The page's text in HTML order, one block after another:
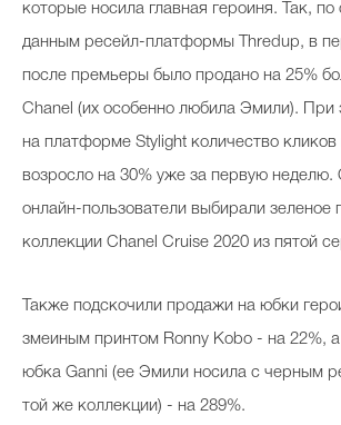
Фотоальбом
Интервью со звездой
Beauty- битвы
которые носила главная героиня. Так,
данным ресейл-платформы Thredup, в
после премьеры было продано на 25%
Chanel (их особенно любила Эмили). При
на платформе Stylight количество кликов
возросло на 30% уже за первую неделю.
онлайн-пользователи выбирали зеленое
коллекции Chanel Cruise 2020 из пятой
Также подскочили продажи на юбки
змеиным принтом Ronny Kobo - на 22%,
юбка Ganni (ее Эмили носила с черным
той же коллекции) - на 289%.